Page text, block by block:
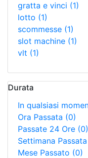
gratta e vinci (1)
lotto (1)
scommesse (1)
slot machine (1)
vlt (1)
Durata
In qualsiasi
Ora Passata (0)
Passate 24 Ore (0)
Settimana Passata
Mese Passato (0)